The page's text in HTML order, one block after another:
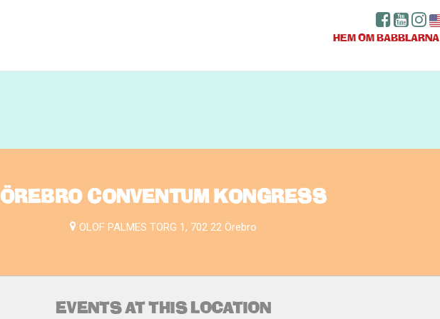
HEMOM BABBLARNA
ÖREBRO CONVENTUM KONGRESS
OLOF PALMES TORG 1, 702 22 Örebro
EVENTS AT THIS LOCATION